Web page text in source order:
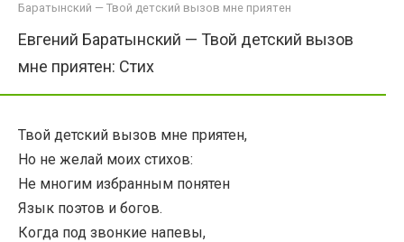
Баратынский — Твой детский вызов мне приятен
Евгений Баратынский — Твой детский вызов
мне приятен: Стих
Твой детский вызов мне приятен,
Но не желай моих стихов:
Не многим избранным понятен
Язык поэтов и богов.
Когда под звонкие напевы,